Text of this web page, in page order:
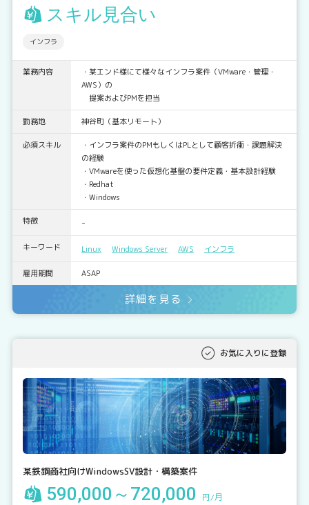
スキル見合い
インフラ
業務内容
・某エンド様にて様々なインフラ案件（VMware・管理・
AWS）の
提案およびPMを担当
勤務地 神谷町（基本リモート）
必須スキル
・インフラ案件のPMもしくはPLとして顧客折衝・課題解決
の経験
・VMwareを使った仮想化基盤の要件定義・基本設計経験
・Redhat
・Windows
特徴 -
キーワード Linux Windows Server AWS インフラ
雇用期間 ASAP
詳細を見る
お気に入りに登録
某鉄鋼商社向けWindowsSV設計・構築案件
590,000～720,000 円/月